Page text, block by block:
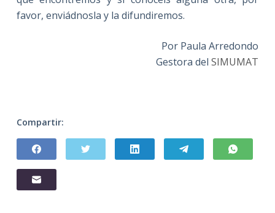
favor, enviádnosla y la difundiremos.
Por Paula Arredondo
Gestora delSIMUMAT
Compartir: